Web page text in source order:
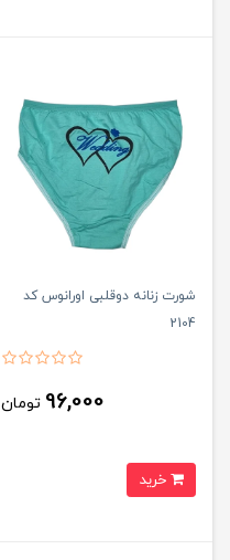
شورت زنانه دوقلبی اورانوس کد
2104
96,000 تومان